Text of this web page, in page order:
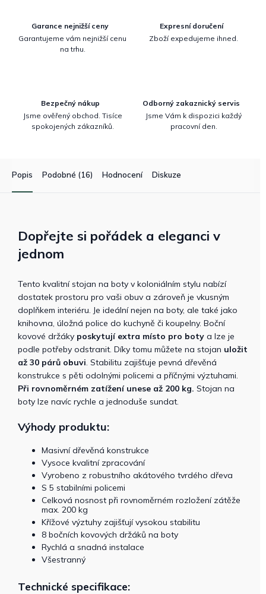
Garance nejnižší ceny
Garantujeme vám nejnižší cenu
na trhu.
Expresní doručení
Zboží expedujeme ihned.
Bezpečný nákup
Jsme ověřený obchod. Tisíce
spokojených zákazníků.
Odborný zakaznický servis
Jsme Vám k dispozici každý
pracovní den.
Popis Podobné (16) Hodnocení Diskuze
Dopřejte si pořádek a eleganci v
jednom
Tento kvalitní stojan na boty v koloniálním stylu nabízí
dostatek prostoru pro vaši obuv a zároveň je vkusným
doplňkem interiéru. Je ideální nejen na boty, ale také jako
knihovna, úložná police do kuchyně či koupelny. Boční
kovové držáky poskytují extra místo pro boty a lze je
podle potřeby odstranit. Díky tomu můžete na stojan uložit
až 30 párů obuvi. Stabilitu zajišťuje pevná dřevěná
konstrukce s pěti odolnými policemi a příčnými výztuhami.
Při rovnoměrném zatížení unese až 200 kg. Stojan na
boty lze navíc rychle a jednoduše sundat.
Výhody produktu:
Masivní dřevěná konstrukce
Vysoce kvalitní zpracování
Vyrobeno z robustního akátového tvrdého dřeva
S 5 stabilními policemi
Celková nosnost při rovnoměrném rozložení zátěže
max. 200 kg
Křížové výztuhy zajišťují vysokou stabilitu
8 bočních kovových držáků na boty
Rychlá a snadná instalace
Všestranný
Technické specifikace: